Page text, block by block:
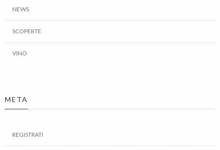
NEWS
SCOPERTE
VINO
META
REGISTRATI